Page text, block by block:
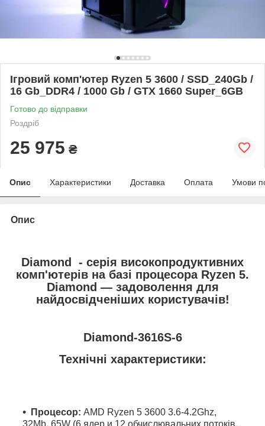
Ігровий комп'ютер Ryzen 5 3600 / SSD_240Gb /
16 Gb_DDR4 / 1000 Gb / GTX 1660 Super_6GB
Готово до відправки
Роздріб
25 975 ₴
Опис Характеристики Доставка Оплата Умови
Опис
Diamond - серія високопродуктивних
комп'ютерів на базі процесора Ryzen 5.
Diamond — задоволення для
найдосвідченіших користувачів!
Diamond-3616S-6
Технічні характеристики:
Процесор: AMD Ryzen 5 3600 3.6-4.2Ghz,